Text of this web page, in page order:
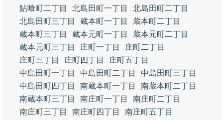
鮎喰町二丁目
北島田町一丁目
北島田町二丁目
北島田町三丁目
蔵本町一丁目
蔵本町二丁目
蔵本町三丁目
蔵本元町一丁目
蔵本元町二丁目
蔵本元町三丁目
庄町一丁目
庄町二丁目
庄町三丁目
庄町四丁目
庄町五丁目
中島田町一丁目
中島田町二丁目
中島田町三丁目
中島田町四丁目
南蔵本町一丁目
南蔵本町二丁目
南蔵本町三丁目
南庄町一丁目
南庄町二丁目
南庄町三丁目
南庄町四丁目
南庄町五丁目